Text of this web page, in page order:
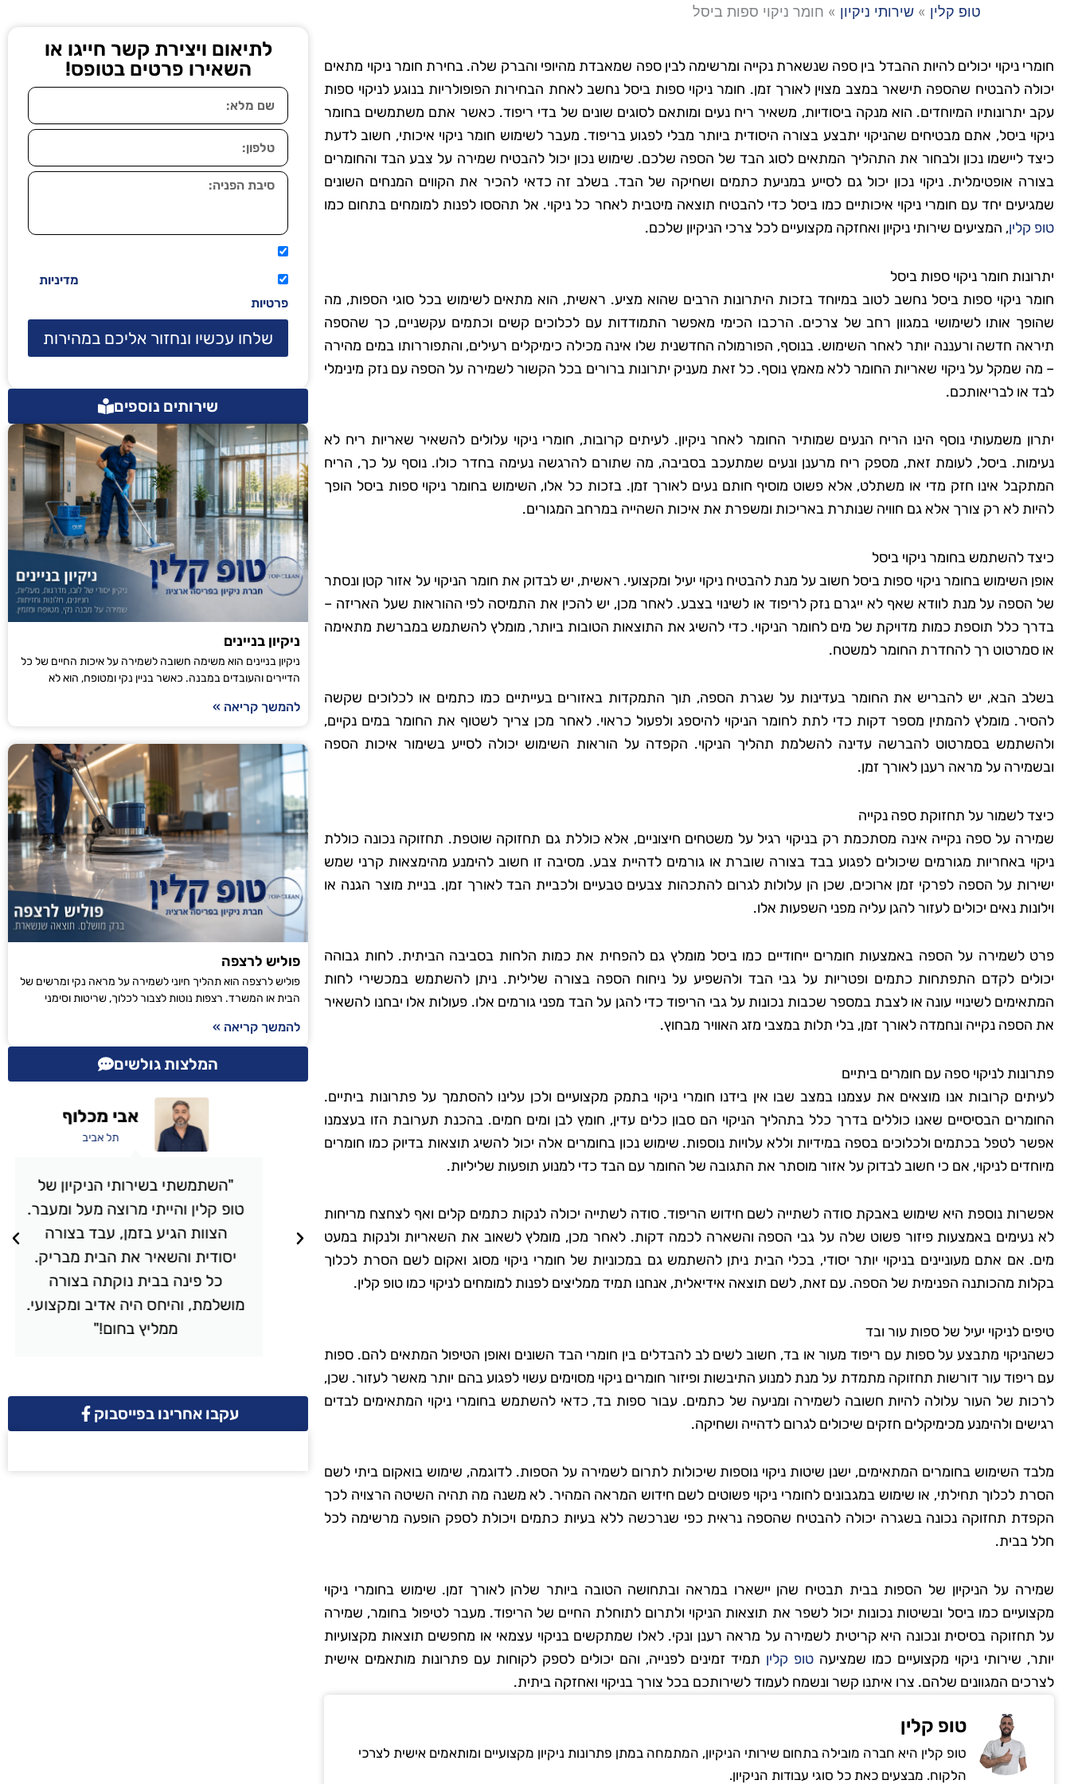
טופ קלין » שירותי ניקיון » חומר ניקוי ספות ביסל
חומרי ניקוי יכולים להיות ההבדל בין ספה שנשארת נקייה ומרשימה לבין ספה שמאבדת מהיופי והברק שלה. בחירת חומר ניקוי מתאים
יכולה להבטיח שהספה תישאר במצב מצוין לאורך זמן. חומר ניקוי ספות ביסל נחשב לאחת הבחירות הפופולריות בנוגע לניקוי ספות
עקב יתרונותיו המיוחדים. הוא מנקה ביסודיות, משאיר ריח נעים ומותאם לסוגים שונים של בדי ריפוד. כאשר אתם משתמשים בחומר
ניקוי ביסל, אתם מבטיחים שהניקוי יתבצע בצורה היסודית ביותר מבלי לפגוע בריפוד. מעבר לשימוש חומר ניקוי איכותי, חשוב לדעת
כיצד ליישמו נכון ולבחור את התהליך המתאים לסוג הבד של הספה שלכם. שימוש נכון יכול להבטיח שמירה על צבע הבד והחומרים
בצורה אופטימלית. ניקוי נכון יכול גם לסייע במניעת כתמים ושחיקה של הבד. בשלב זה כדאי להכיר את הקווים המנחים השונים
שמגיעים יחד עם חומרי ניקוי איכותיים כמו ביסל כדי להבטיח תוצאה מיטבית לאחר כל ניקוי. אל תהססו לפנות למומחים בתחום כמו
טופ קלין, המציעים שירותי ניקיון ואחזקה מקצועיים לכל צרכי הניקיון שלכם.
יתרונות חומר ניקוי ספות ביסל
חומר ניקוי ספות ביסל נחשב לטוב במיוחד בזכות היתרונות הרבים שהוא מציע. ראשית, הוא מתאים לשימוש בכל סוגי הספות, מה
שהופך אותו לשימושי במגוון רחב של צרכים. הרכבו הכימי מאפשר התמודדות עם לכלוכים קשים וכתמים עקשניים, כך שהספה
תיראה חדשה ורעננה יותר לאחר השימוש. בנוסף, הפורמולה החדשנית שלו אינה מכילה כימיקלים רעילים, והתפוררותו במים מהירה
– מה שמקל על ניקוי שאריות החומר ללא מאמץ נוסף. כל זאת מעניק יתרונות ברורים בכל הקשור לשמירה על הספה עם נזק מינימלי
לבד או לבריאותכם.
יתרון משמעותי נוסף הינו הריח הנעים שמותיר החומר לאחר ניקיון. לעיתים קרובות, חומרי ניקוי עלולים להשאיר שאריות ריח לא
נעימות. ביסל, לעומת זאת, מספק ריח מרענן ונעים שמתעכב בסביבה, מה שתורם להרגשה נעימה בחדר כולו. נוסף על כך, הריח
המתקבל אינו חזק מדי או משתלט, אלא פשוט מוסיף חותם נעים לאורך זמן. בזכות כל אלו, השימוש בחומר ניקוי ספות ביסל הופך
להיות לא רק צורך אלא גם חוויה שנותרת באריכות ומשפרת את איכות השהייה במרחב המגורים.
כיצד להשתמש בחומר ניקוי ביסל
אופן השימוש בחומר ניקוי ספות ביסל חשוב על מנת להבטיח ניקוי יעיל ומקצועי. ראשית, יש לבדוק את חומר הניקוי על אזור קטן ונסתר
של הספה על מנת לוודא שאף לא ייגרם נזק לריפוד או לשינוי בצבע. לאחר מכן, יש להכין את התמיסה לפי ההוראות שעל האריזה –
בדרך כלל תוספת כמות מדויקת של מים לחומר הניקוי. כדי להשיג את התוצאות הטובות ביותר, מומלץ להשתמש במברשת מתאימה
או סמרטוט רך להחדרת החומר למשטח.
בשלב הבא, יש להבריש את החומר בעדינות על שגרת הספה, תוך התמקדות באזורים בעייתיים כמו כתמים או לכלוכים שקשה
להסיר. מומלץ להמתין מספר דקות כדי לתת לחומר הניקוי להיספג ולפעול כראוי. לאחר מכן צריך לשטוף את החומר במים נקיים,
ולהשתמש בסמרטוט להברשה עדינה להשלמת תהליך הניקוי. הקפדה על הוראות השימוש יכולה לסייע בשימור איכות הספה
ובשמירה על מראה רענן לאורך זמן.
כיצד לשמור על תחזוקת ספה נקייה
שמירה על ספה נקייה אינה מסתכמת רק בניקוי רגיל על משטחים חיצוניים, אלא כוללת גם תחזוקה שוטפת. תחזוקה נכונה כוללת
ניקוי באחריות מגורמים שיכולים לפגוע בבד בצורה שוברת או גורמים לדהיית צבע. מסיבה זו חשוב להימנע מהימצאות קרני שמש
ישירות על הספה לפרקי זמן ארוכים, שכן הן עלולות לגרום להתכהות צבעים טבעיים ולכביית הבד לאורך זמן. בניית מוצר הגנה או
וילונות נאים יכולים לעזור להגן עליה מפני השפעות אלו.
פרט לשמירה על הספה באמצעות חומרים ייחודיים כמו ביסל מומלץ גם להפחית את כמות הלחות בסביבה הביתית. לחות גבוהה
יכולים לקדם התפתחות כתמים ופטריות על גבי הבד ולהשפיע על ניחוח הספה בצורה שלילית. ניתן להשתמש במכשירי לחות
המתאימים לשינויי עונה או לצבת במספר שכבות נכונות על גבי הריפוד כדי להגן על הבד מפני גורמים אלו. פעולות אלו יבחנו להשאיר
את הספה נקייה ונחמדה לאורך זמן, בלי תלות במצבי מזג האוויר מבחוץ.
פתרונות לניקוי ספה עם חומרים ביתיים
לעיתים קרובות אנו מוצאים את עצמנו במצב שבו אין בידנו חומרי ניקוי בתמק מקצועיים ולכן עלינו להסתמך על פתרונות ביתיים.
החומרים הבסיסיים שאנו כוללים בדרך כלל בתהליך הניקוי הם סבון כלים עדין, חומץ לבן ומים חמים. בהכנת תערובת הזו בעצמנו
אפשר לטפל בכתמים ולכלוכים בספה במידיות וללא עלויות נוספות. שימוש נכון בחומרים אלה יכול להשיג תוצאות בדיוק כמו חומרים
מיוחדים לניקוי, אם כי חשוב לבדוק על אזור מוסתר את התגובה של החומר עם הבד כדי למנוע תופעות שליליות.
אפשרות נוספת היא שימוש באבקת סודה לשתייה לשם חידוש הריפוד. סודה לשתייה יכולה לנקות כתמים קלים ואף לצחצח מריחות
לא נעימים באמצעות פיזור פשוט שלה על גבי הספה והשארה לכמה דקות. לאחר מכן, מומלץ לשאוב את השאריות ולנקות במעט
מים. אם אתם מעוניינים בניקוי יותר יסודי, בכלי הבית ניתן להשתמש גם במכוניות של חומרי ניקוי מסוג ואקום לשם הסרת לכלוך
בקלות מהכותנה הפנימית של הספה. עם זאת, לשם תוצאה אידיאלית, אנחנו תמיד ממליצים לפנות למומחים לניקוי כמו טופ קלין.
טיפים לניקוי יעיל של ספות עור ובד
כשהניקוי מתבצע על ספות עם ריפוד מעור או בד, חשוב לשים לב להבדלים בין חומרי הבד השונים ואופן הטיפול המתאים להם. ספות
עם ריפוד עור דורשות תחזוקה מתמדת על מנת למנוע התיבשות ופיזור חומרים ניקוי מסוימים עשוי לפגוע בהם יותר מאשר לעזור. שכן,
לרכות של העור עלולה להיות חשובה לשמירה ומניעה של כתמים. עבור ספות בד, כדאי להשתמש בחומרי ניקוי המתאימים לבדים
רגישים ולהימנע מכימיקלים חזקים שיכולים לגרום לדהייה ושחיקה.
מלבד השימוש בחומרים המתאימים, ישנן שיטות ניקוי נוספות שיכולות לתרום לשמירה על הספות. לדוגמה, שימוש בואקום ביתי לשם
הסרת לכלוך תחילתי, או שימוש במגבונים לחומרי ניקוי פשוטים לשם חידוש המראה המהיר. לא משנה מה תהיה השיטה הרצויה לכך
הקפדת תחזוקה נכונה בשגרה יכולה להבטיח שהספה נראית כפי שנרכשה ללא בעיות כתמים ויכולת לספק הופעה מרשימה לכל
חלל בבית.
שמירה על הניקיון של הספות בבית תבטיח שהן יישארו במראה ובתחושה הטובה ביותר שלהן לאורך זמן. שימוש בחומרי ניקוי
מקצועיים כמו ביסל ובשיטות נכונות יכול לשפר את תוצאות הניקוי ולתרום לתוחלת החיים של הריפוד. מעבר לטיפול בחומר, שמירה
על תחזוקה בסיסית ונכונה היא קריטית לשמירה על מראה רענן ונקי. לאלו שמתקשים בניקוי עצמאי או מחפשים תוצאות מקצועיות
יותר, שירותי ניקוי מקצועיים כמו שמציעה טופ קלין תמיד זמינים לפנייה, והם יכולים לספק לקוחות עם פתרונות מותאמים אישית
לצרכים המגוונים שלהם. צרו איתנו קשר ונשמח לעמוד לשירותכם בכל צורך בניקוי ואחזקה ביתית.
טופ קלין
טופ קלין היא חברה מובילה בתחום שירותי הניקיון, המתמחה במתן פתרונות ניקיון מקצועיים ומותאמים אישית לצרכי
הלקוח. מבצעים כאת כל סוגי עבודות הניקיון.
לתיאום ויצירת קשר חייגו או
השאירו פרטים בטופס!
מדיניות
פרטיות
שלחו עכשיו ונחזור אליכם במהירות
שירותים נוספים
ניקיון בניינים
ניקיון בניינים הוא משימה חשובה לשמירה על איכות החיים של כל
הדיירים והעובדים במבנה. כאשר בניין נקי ומטופח, הוא לא
להמשך קריאה »
פוליש לרצפה
פוליש לרצפה הוא תהליך חיוני לשמירה על מראה נקי ומרשים של
הבית או המשרד. רצפות נוטות לצבור לכלוך, שריטות וסימני
להמשך קריאה »
המלצות גולשים
קלין! הבית שלי מעולם לא היה כל
כך נקי ומטופח. הם דאגו לכל
הפרטים הקטנים, וגם הקפידו
להשתמש בחומרים ידידותיים
להשתמש בשירותיהם."
שמרית סבג
רמת גן
ששמעתי עליהם המלצות טובות,
ולא התאכזבתי. הצוות הגיע בזמן,
היה מאוד מקצועי והשאיר את הבית
נקי ומסודר בדיוק כמו שציפיתי.
רועי בן-דוד
בת ים
"השתמשתי בשירותי הניקיון של
טופ קלין והייתי מרוצה מעל ומעבר.
הצוות הגיע בזמן, עבד בצורה
יסודית והשאיר את הבית מבריק.
כל פינה בבית נוקתה בצורה
מושלמת, והיחס היה אדיב ומקצועי.
ממליץ בחום!"
אבי מכלוף
תל אביב
עקבו אחרינו בפייסבוק